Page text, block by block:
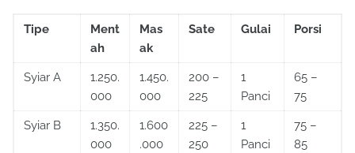
Tipe
Ment
ah
Mas
ak
Sate Gulai Porsi
Syiar A
1.250.
000
1.450.
000
200 –
225
1
Panci
65 –
75
Syiar B
1.350.
000
1.600
.000
225 –
250
1
Panci
75 –
85